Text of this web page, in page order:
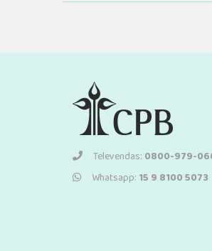
Televendas: 0800-979-
Whatsapp: 15 9 8100 5073